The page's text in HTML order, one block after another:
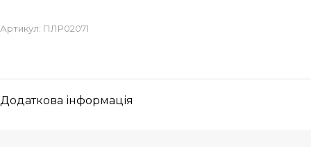
Артикул: ПЛР02071
Додаткова інформація